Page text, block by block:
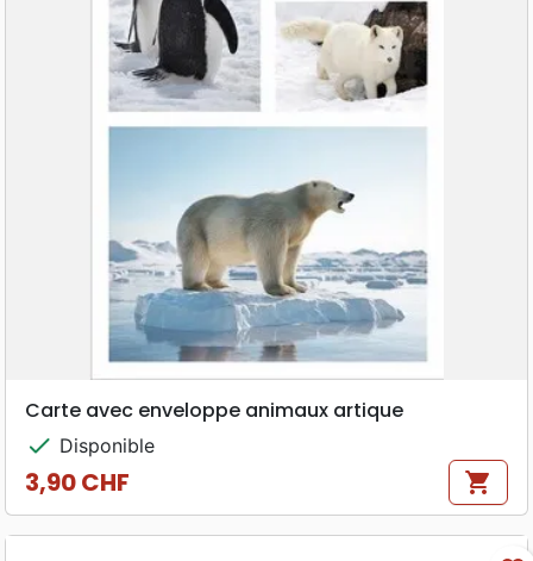
Carte avec enveloppe animaux artique
check Disponible
Prix
3,90 CHF shopping_cart